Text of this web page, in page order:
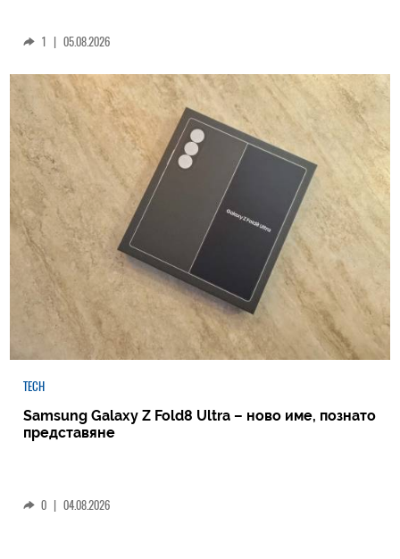
1 | 05.08.2026
TECH
Samsung Galaxy Z Fold8 Ultra – ново име, познато
представяне
0 | 04.08.2026